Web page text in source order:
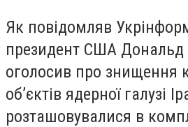
Як повідомляв
президент США Дональд
оголосив про знищення
об’єктів ядерної галузі
розташовувалися в